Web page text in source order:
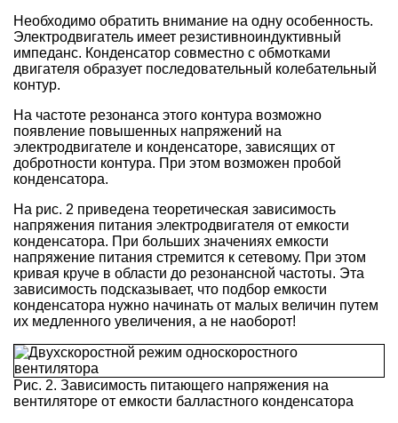
Необходимо обратить внимание на одну особенность.
Электродвигатель имеет резистивноиндуктивный
импеданс. Конденсатор совместно с обмотками
двигателя образует последовательный колебательный
контур.
На частоте резонанса этого контура возможно
появление повышенных напряжений на
электродвигателе и конденсаторе, зависящих от
добротности контура. При этом возможен пробой
конденсатора.
На рис. 2 приведена теоретическая зависимость
напряжения питания электродвигателя от емкости
конденсатора. При больших значениях емкости
напряжение питания стремится к сетевому. При этом
кривая круче в области до резонансной частоты. Эта
зависимость подсказывает, что подбор емкости
конденсатора нужно начинать от малых величин путем
их медленного увеличения, а не наоборот!
Рис. 2. Зависимость питающего напряжения на
вентиляторе от емкости балластного конденсатора